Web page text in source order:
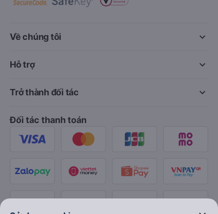
keyboard_arrow_down
Về chúng tôi
keyboard_arrow_down
Hỗ trợ
keyboard_arrow_down
Trở thành đối tác
Đối tác thanh toán